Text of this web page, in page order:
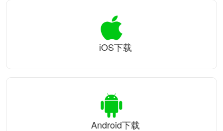
iOS下载
Android下载